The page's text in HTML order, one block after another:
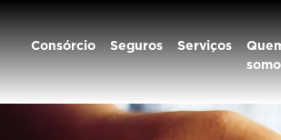
Consórcio Seguros Serviços